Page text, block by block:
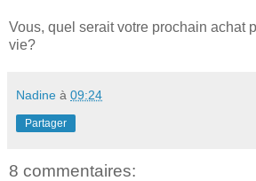
Vous, quel serait votre prochain achat
vie?
Nadine à 09:24
Partager
8 commentaires: